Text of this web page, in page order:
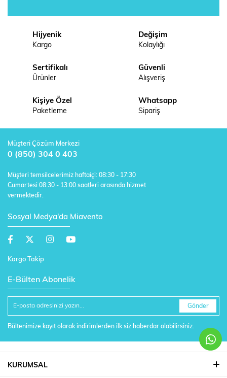
Hijyenik
Kargo
Değişim
Kolaylığı
Sertifikalı
Ürünler
Güvenli
Alışveriş
Kişiye Özel
Paketleme
Whatsapp
Sipariş
Müşteri Çözüm Merkezi
0 (850) 304 0 403
Müşteri temsilcelerimiz haftaiçi: 08:30 - 17:30
Cumartesi 08:30 - 13:00 saatleri arasında hizmet
vermektedir.
Sosyal Medya'da Miavento
Kargo Takip
E-Bülten Abonelik
Gönder
Bültenimize kayıt olarak indirimlerden ilk siz haberdar olabilirsiniz.
KURUMSAL